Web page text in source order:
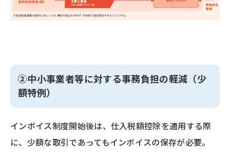
②中小事業者等に対する事務負担の軽減（少
額特例）
インボイス制度開始後は、仕入税額控除を適用する際
に、少額な取引であってもインボイスの保存が必要。